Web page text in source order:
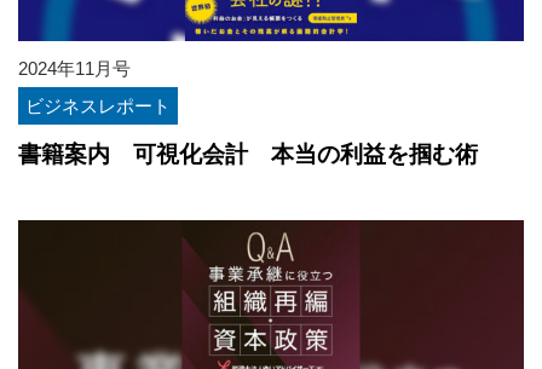
2024年11月号
ビジネスレポート
書籍案内 可視化会計 本当の利益を掴む術